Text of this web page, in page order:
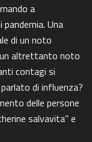
a
Una
di un noto
un altrettanto noto
contagi si
di influenza?
delle persone
salvavita” e